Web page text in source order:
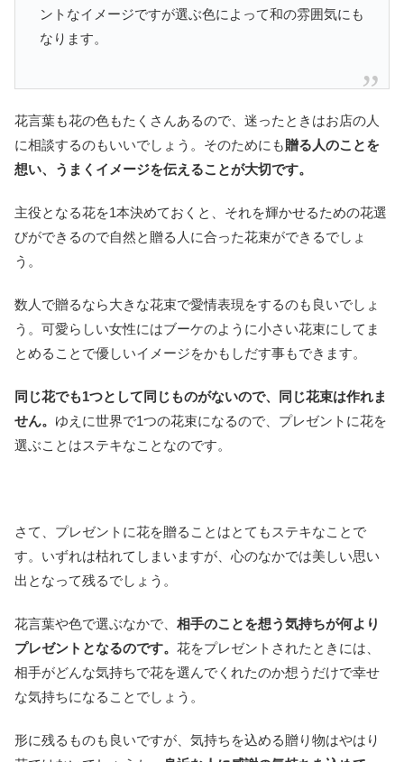
ントなイメージですが選ぶ色によって和の雰囲気にも
なります。
花言葉も花の色もたくさんあるので、迷ったときはお店の人
に相談するのもいいでしょう。そのためにも贈る人のことを
想い、うまくイメージを伝えることが大切です。
主役となる花を1本決めておくと、それを輝かせるための花選
びができるので自然と贈る人に合った花束ができるでしょ
う。
数人で贈るなら大きな花束で愛情表現をするのも良いでしょ
う。可愛らしい女性にはブーケのように小さい花束にしてま
とめることで優しいイメージをかもしだす事もできます。
同じ花でも1つとして同じものがないので、同じ花束は作れま
せん。 ゆえに世界で1つの花束になるので、プレゼントに花を
選ぶことはステキなことなのです。
さて、プレゼントに花を贈ることはとてもステキなことで
す。いずれは枯れてしまいますが、心のなかでは美しい思い
出となって残るでしょう。
花言葉や色で選ぶなかで、 相手のことを想う気持ちが何より
プレゼントとなるのです。 花をプレゼントされたときには、
相手がどんな気持ちで花を選んでくれたのか想うだけで幸せ
な気持ちになることでしょう。
形に残るものも良いですが、気持ちを込める贈り物はやはり